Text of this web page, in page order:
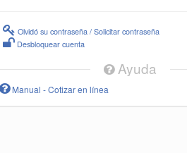
Olvidó su contraseña / Solicitar contraseña
Desbloquear cuenta
Ayuda
Manual - Cotizar en línea